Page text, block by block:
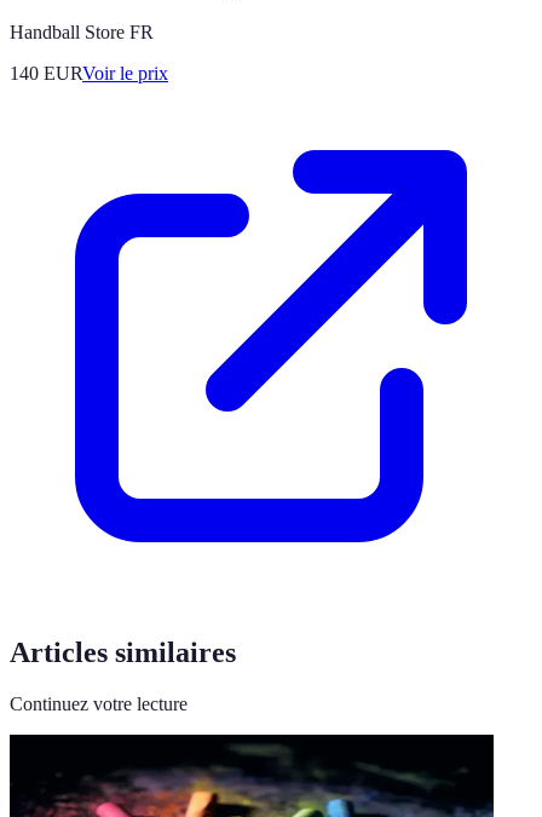
Handball Store FR
140 EURVoir le prix
Articles similaires
Continuez votre lecture